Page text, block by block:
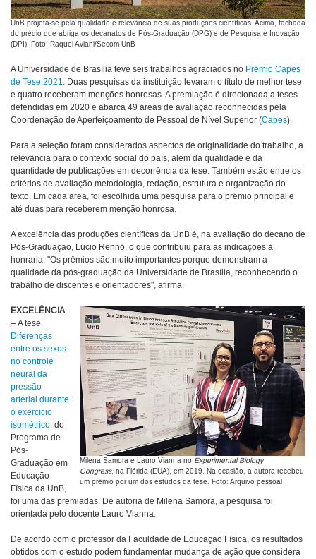
UnB projeta-se pela qualidade e relevância de suas produções científicas. Acima, fachada
do prédio que abriga os decanatos de Pós-Graduação (DPG) e de Pesquisa e Inovação
(DPI). Foto: Raquel Aviani/Secom UnB
A Universidade de Brasília teve seis trabalhos agraciados no Prêmio Capes
de Tese 2021. Duas pesquisas da instituição levaram o título de melhor tese
e quatro receberam menções honrosas. A premiação é direcionada a teses
defendidas em 2020 e abarca 49 áreas de avaliação reconhecidas pela
Coordenação de Aperfeiçoamento de Pessoal de Nível Superior (Capes).
Para a seleção foram considerados aspectos de originalidade do trabalho, a
relevância para o contexto social do país, além da qualidade e da
quantidade de publicações em decorrência da tese. Também estão entre os
critérios de avaliação metodologia, redação, estrutura e organização do
texto. Em cada área, foi escolhida uma pesquisa para o prêmio principal e
até duas para receberem menção honrosa.
A excelência das produções científicas da UnB é, na avaliação do decano de
Pós-Graduação, Lúcio Rennó, o que contribuiu para as indicações à
honraria. "Os prêmios são muito importantes porque demonstram a
qualidade da pós-graduação da Universidade de Brasília, reconhecendo o
trabalho de discentes e orientadores", afirma.
Milena Samora e Lauro Vianna no Experimental Biology
Congress, na Flórida (EUA), em 2019. Na ocasião, a autora recebeu
um prêmio por um dos estudos da tese. Foto: Arquivo pessoal
EXCELÊNCIA
–A tese
Diferenças
entre os sexos
no controle
neural da
pressão
arterial durante
o exercício
isométrico, do
Programa de
Pós-
Graduação em
Educação
Física da UnB,
foi uma das premiadas. De autoria de Milena Samora, a pesquisa foi
orientada pelo docente Lauro Vianna.
De acordo com o professor da Faculdade de Educação Física, os resultados
obtidos com o estudo podem fundamentar mudança de ação que considera